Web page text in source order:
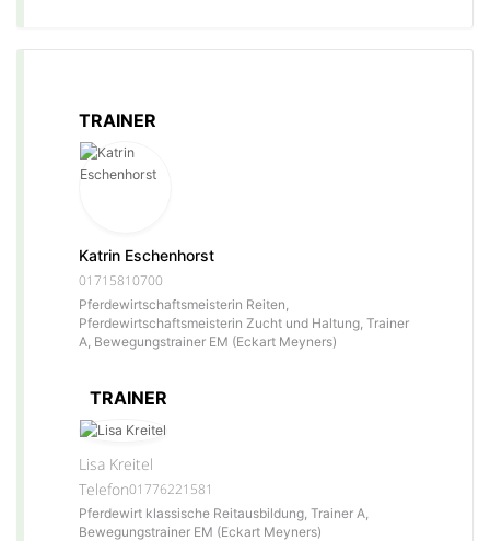
TRAINER
Katrin Eschenhorst
01715810700
Pferdewirtschaftsmeisterin Reiten,
Pferdewirtschaftsmeisterin Zucht und Haltung, Trainer
A, Bewegungstrainer EM (Eckart Meyners)
TRAINER
Lisa Kreitel
Telefon01776221581
Pferdewirt klassische Reitausbildung, Trainer A,
Bewegungstrainer EM (Eckart Meyners)